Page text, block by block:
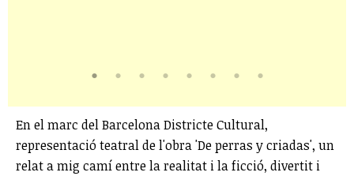
En el marc del Barcelona Districte Cultural,
representació teatral de l'obra 'De perras y criadas', un
relat a mig camí entre la realitat i la ficció, divertit i